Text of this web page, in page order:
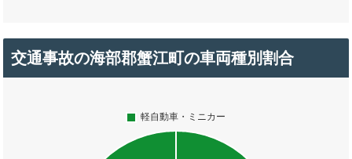
交通事故の海部郡蟹江町の車両種別割合